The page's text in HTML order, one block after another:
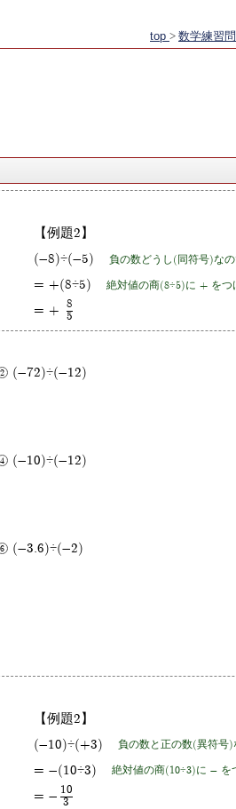
top > 数学練習
【例題2】
(-8)÷(-5) 負の数どうし(同符号)な
= +(8÷5) 絶対値の商(8÷5)に + をつ
= +
8
5
(-72)÷(-12)
(-10)÷(-12)
(-3.6)÷(-2)
【例題2】
(-10)÷(+3) 負の数と正の数(異符号)
= -(10÷3) 絶対値の商(10÷3)に - を
= -
10
3